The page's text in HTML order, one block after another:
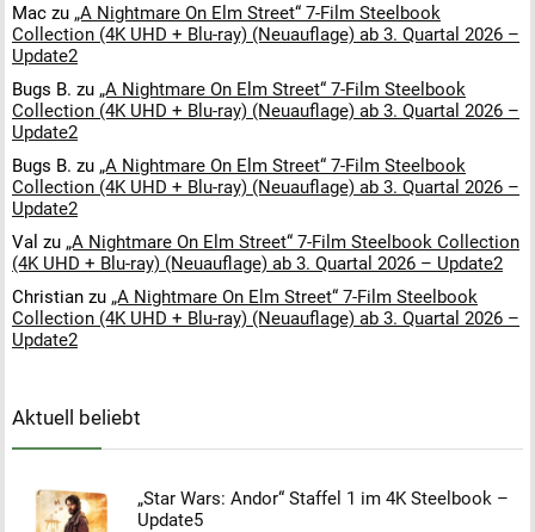
Mac zu „A Nightmare On Elm Street“ 7-Film Steelbook
Collection (4K UHD + Blu-ray) (Neuauflage) ab 3. Quartal 2026 –
Update2
Bugs B. zu „A Nightmare On Elm Street“ 7-Film Steelbook
Collection (4K UHD + Blu-ray) (Neuauflage) ab 3. Quartal 2026 –
Update2
Bugs B. zu „A Nightmare On Elm Street“ 7-Film Steelbook
Collection (4K UHD + Blu-ray) (Neuauflage) ab 3. Quartal 2026 –
Update2
Val zu „A Nightmare On Elm Street“ 7-Film Steelbook Collection
(4K UHD + Blu-ray) (Neuauflage) ab 3. Quartal 2026 – Update2
Christian zu „A Nightmare On Elm Street“ 7-Film Steelbook
Collection (4K UHD + Blu-ray) (Neuauflage) ab 3. Quartal 2026 –
Update2
Aktuell beliebt
„Star Wars: Andor“ Staffel 1 im 4K Steelbook –
Update5